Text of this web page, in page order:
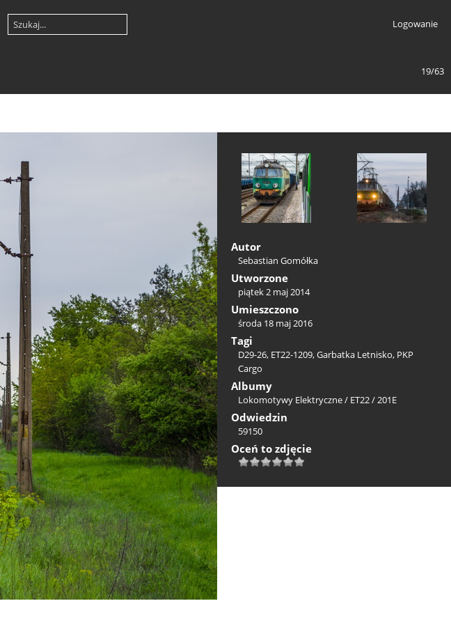
Logowanie
19/63
Autor
Sebastian Gomółka
Utworzone
piątek 2 maj 2014
Umieszczono
środa 18 maj 2016
Tagi
D29-26, ET22-1209,Garbatka Letnisko, PKP
Cargo
Albumy
Lokomotywy Elektryczne/ ET22 / 201E
Odwiedzin
59150
Oceń to zdjęcie